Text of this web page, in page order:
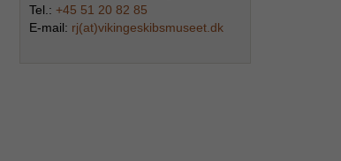
Tel.: +45 51 20 82 85
E-mail: rj(at)vikingeskibsmuseet.dk